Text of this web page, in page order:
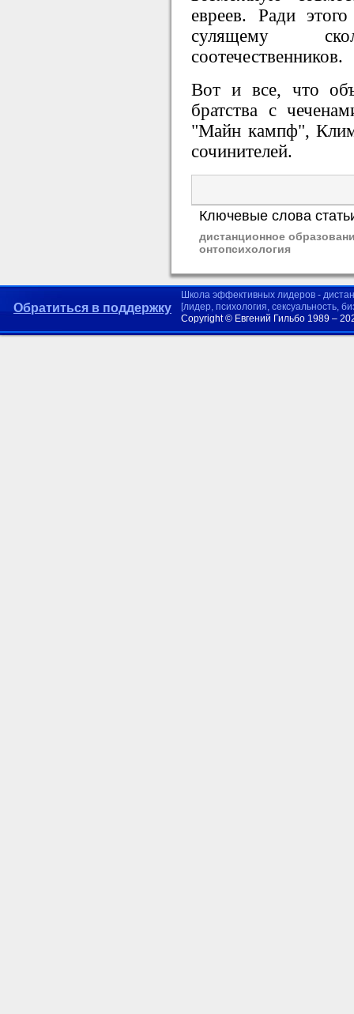
евреев. Ради
сулящему
соотечественников.
Вот и все, что
братства с
"Майн кампф",
сочинителей.
Ключевые слова
дистанционное
онтопсихология
Обратиться в поддержку
Школа эффективных лидеров -
[лидер, психология, сексуальность,
Copyright © Евгений Гильбо 1989 –